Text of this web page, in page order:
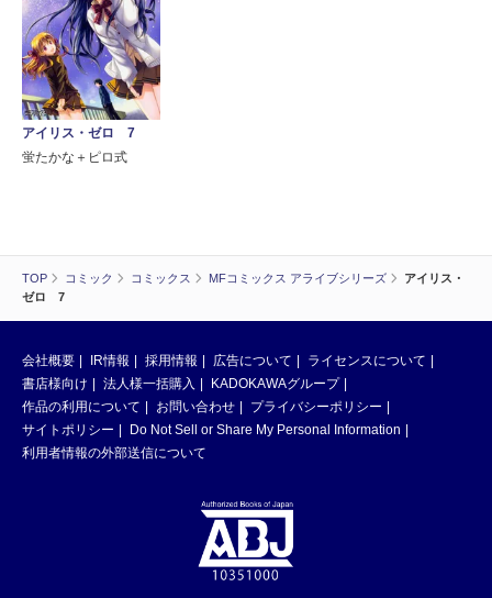
TOP コミック コミックス MFコミックス アライブシリーズ
アイリス・
ゼロ 7
アイリス・ゼロ 7
蛍たかな＋ピロ式
会社概要 IR情報 採用情報 広告について
ライセンスについて
書店様向け
法人様一括購入
KADOKAWAグループ
作品の利用について
お問い合わせ
プライバシーポリシー
サイトポリシー
Do Not Sell or Share My Personal Information
利用者情報の外部送信について